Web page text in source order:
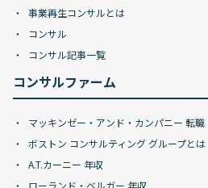
事業再生コンサルとは
コンサル
コンサル記事一覧
コンサルファーム
マッキンゼー・アンド・カンパニー 転職
ボストン コンサルティング グループとは
A.T.カーニー 年収
ローランド・ベルガー 年収